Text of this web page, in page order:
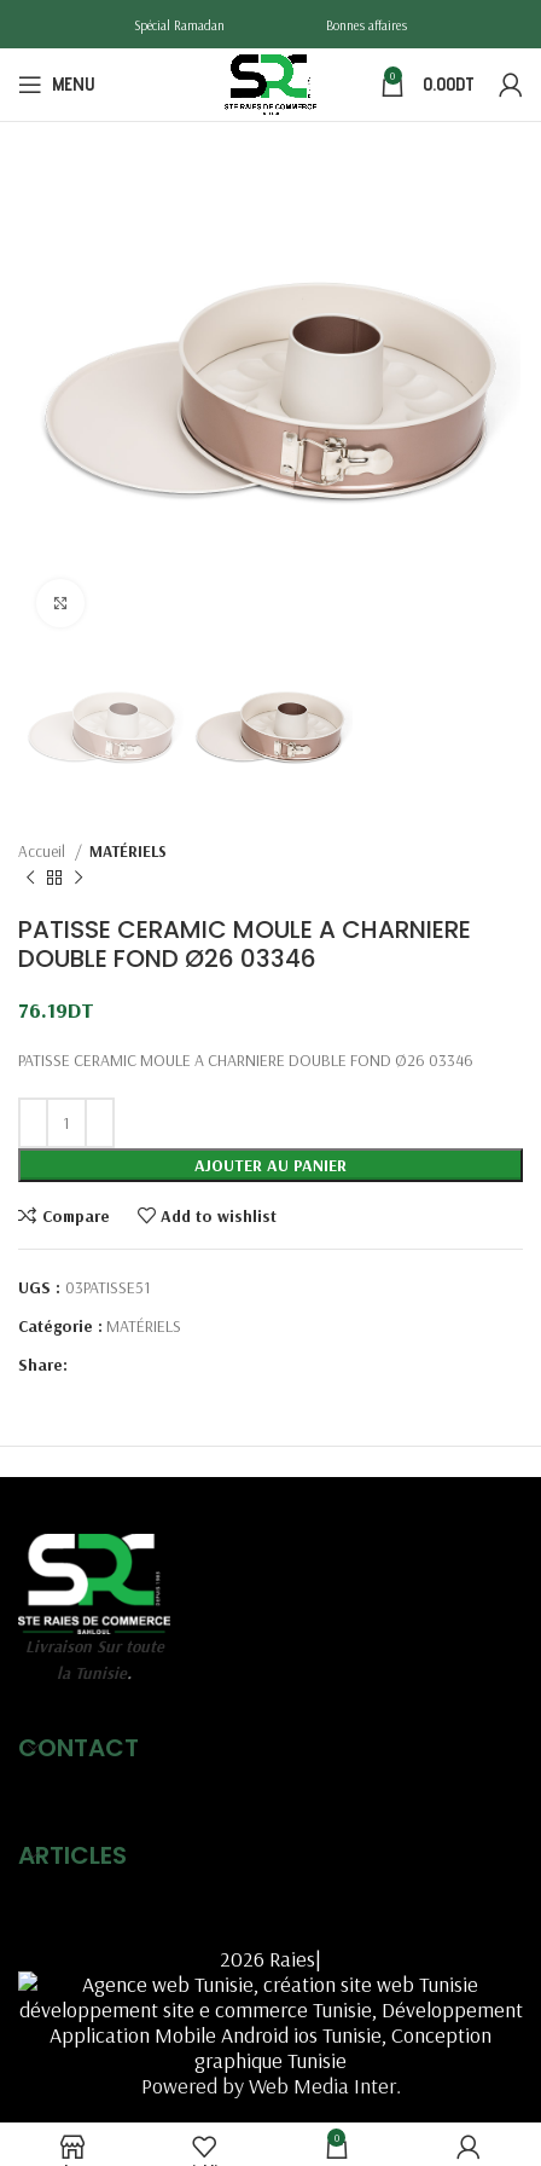
Spécial Ramadan Bonnes affaires
MENU 0 0.00DT
Accueil MATÉRIELS
PATISSE CERAMIC MOULE A CHARNIERE
DOUBLE FOND Ø26 03346
76.19DT
PATISSE CERAMIC MOULE A CHARNIERE DOUBLE FOND Ø26 03346
AJOUTER AU PANIER
Compare Add to wishlist
UGS : 03PATISSE51
Catégorie : MATÉRIELS
Share:
Livraison Sur toute
la Tunisie.
CONTACT
ARTICLES
2026 Raies|
Powered by Web Media Inter.
0